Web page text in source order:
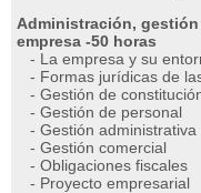
Administración,
empresa -50 horas
- La empresa y su
- Formas jurídicas de
- Gestión de
- Gestión de personal
- Gestión administrativa
- Gestión comercial
- Obligaciones fiscales
- Proyecto empresarial